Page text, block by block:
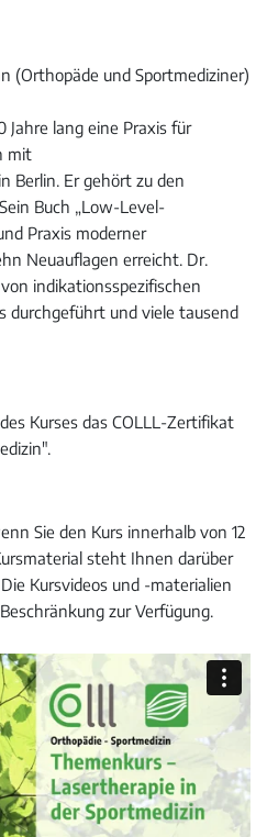
(Orthopäde und Sportmediziner)
lang eine Praxis für
mit
Berlin. Er gehört zu den
Buch „Low-Level-
Praxis moderner
Neuauflagen erreicht. Dr.
indikationsspezifischen
durchgeführt und viele tausend
Kurses das COLLL-Zertifikat
Sie den Kurs innerhalb von 12
steht Ihnen darüber
Die Kursvideos und -materialien
zur Verfügung.